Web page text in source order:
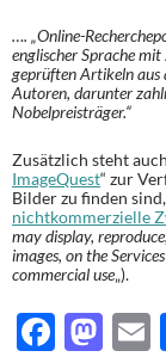
…. „Online-
englischer Sprache
geprüften Artikeln aus
Autoren, darunter
Nobelpreisträger.“
Zusätzlich steht
ImageQuest“ zur
Bilder zu finden
nichtkommerzielle
may display,
images, on the
commercial use„).
F
M